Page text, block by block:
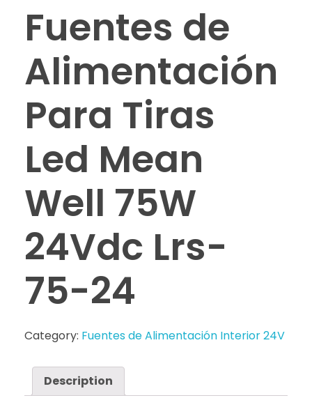
Fuentes de
Alimentación
Para Tiras
Led Mean
Well 75W
24Vdc Lrs-
75-24
Category: Fuentes de Alimentación Interior 24V
Description